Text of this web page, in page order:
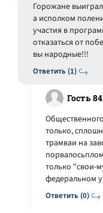
Ответить (1)
Горожане
а исполком
участия в
отказаться от
вы народные!!!
Гость 84
Ответить (0)
только,
трамваи на
только "свои-
федеральном